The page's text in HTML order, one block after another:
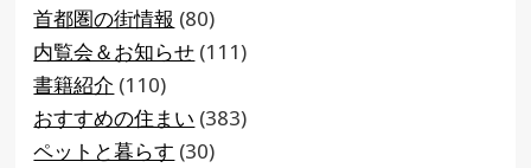
首都圏の街情報 (80)
内覧会＆お知らせ (111)
書籍紹介 (110)
おすすめの住まい (383)
ペットと暮らす (30)